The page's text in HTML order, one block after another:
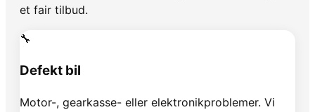
et fair tilbud.
🔧
Defekt bil
Motor-, gearkasse- eller elektronikproblemer. Vi